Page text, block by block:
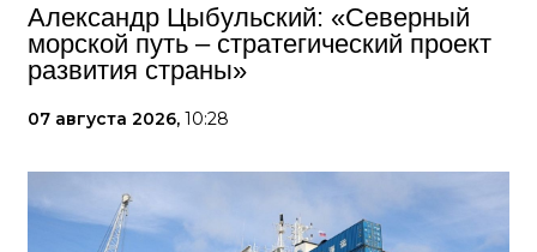
Александр Цыбульский: «Северный
морской путь – стратегический проект
развития страны»
07 августа 2026, 10:28